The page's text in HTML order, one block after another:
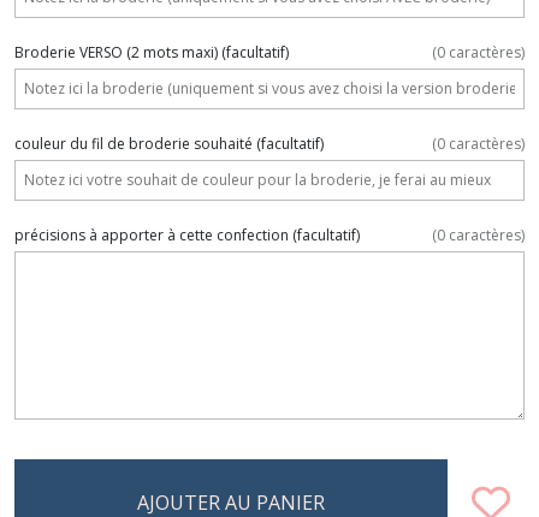
Broderie VERSO (2 mots maxi) (facultatif) (0 caractères)
couleur du fil de broderie souhaité (facultatif) (0 caractères)
précisions à apporter à cette confection (facultatif) (0 caractères)
AJOUTER AU PANIER